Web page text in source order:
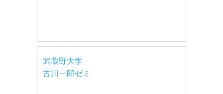
武蔵野大学
古川一郎ゼミ